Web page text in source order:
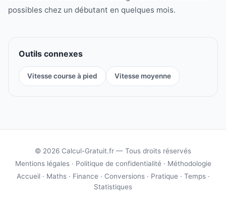
possibles chez un débutant en quelques mois.
Outils connexes
Vitesse course à pied Vitesse moyenne
© 2026 Calcul-Gratuit.fr — Tous droits réservés
Mentions légales· Politique de confidentialité · Méthodologie
Accueil· Maths· Finance · Conversions· Pratique · Temps·
Statistiques